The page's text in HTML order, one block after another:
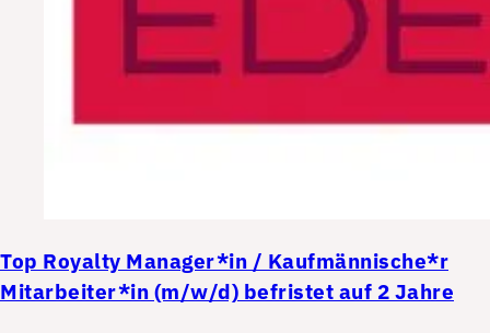
Top Royalty Manager*in / Kaufmännische*r
Mitarbeiter*in (m/w/d) befristet auf 2 Jahre